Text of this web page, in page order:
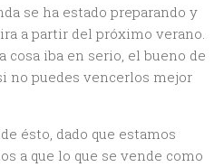
se ha estado preparando y
a partir del próximo verano.
cosa iba en serio, el bueno de
no puedes vencerlos mejor
ésto, dado que estamos
a que lo que se vende como